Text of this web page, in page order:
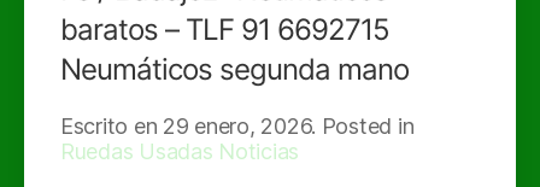
baratos – TLF 91 6692715
Neumáticos segunda mano
Escrito en 29 enero, 2026. Posted in
Ruedas Usadas Noticias